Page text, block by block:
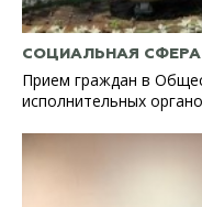
СОЦИАЛЬНАЯ СФЕРА
Прием граждан в
исполнительных